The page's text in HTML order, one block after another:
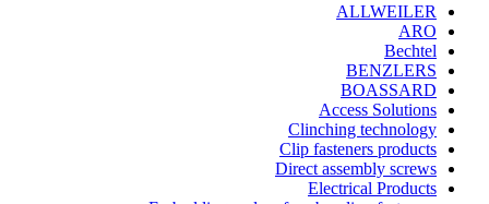
ALLWEILER
ARO
Bechtel
BENZLERS
BOASSARD
Access Solutions
Clinching technology
Clip fasteners products
Direct assembly screws
Electrical Products